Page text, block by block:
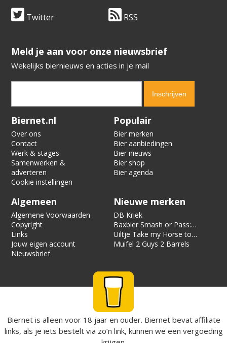
Twitter RSS
​​​​​​​Meld je aan voor onze nieuwsbrief
Wekelijks biernieuws en acties in je mail
Verification code:
Biernet.nl
Over ons
Contact
Werk & stages
Samenwerken &
adverteren
Cookie instellingen
Populair
Bier merken
Bier aanbiedingen
Bier nieuws
Bier shop
Bier agenda
Algemeen
Algemene Voorwaarden
Copyright
Links
Jouw eigen account
Nieuwsbrief
Nieuwe merken
DB Kriek
Baxbier Smash or Pass:
Strata
Uiltje Take my Horse to
the Hotel Room
Muifel 2 Guys 2 Barrels
Biernet is alleen voor 18 jaar en ouder. Biernet bevat affiliate
links, als je iets bestelt via zo’n link, kunnen we een vergoeding